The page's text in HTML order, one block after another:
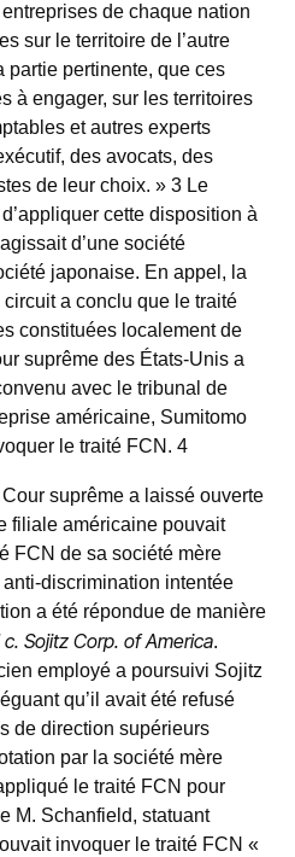
de chaque nation
sur le territoire de l’autre
partie pertinente, que ces
à engager, sur les territoires
et autres experts
des avocats, des
de leur choix. » 3 Le
cette disposition à
d’une société
japonaise. En appel, la
a conclu que le traité
constituées localement de
suprême des États-Unis a
avec le tribunal de
américaine, Sumitomo
le traité FCN. 4
Cour suprême a laissé ouverte
filiale américaine pouvait
FCN de sa société mère
discrimination intentée
a été répondue de manière
Sojitz Corp. of America.
employé a poursuivi Sojitz
qu’il avait été refusé
de direction supérieurs
par la société mère
le traité FCN pour
M. Schanfield, statuant
invoquer le traité FCN «